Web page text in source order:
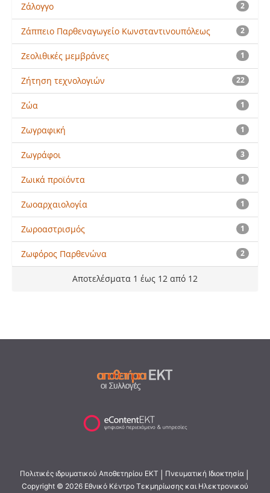
Ζάλογγο 2
Ζάππειο Παρθεναγωγείο Κωνσταντινουπόλεως 2
Ζεολιθικές μεμβράνες 1
Ζήτηση τεχνολογιών 22
Ζώα 1
Ζωγραφική 1
Ζωγράφοι 3
Ζωικά προϊόντα 1
Ζωοαρχαιολογία 1
Ζωροαστρισμός 1
Ζωφόρος Παρθενώνα 2
Αποτελέσματα 1 έως 12 από 12